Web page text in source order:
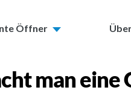
Öffner
man eine